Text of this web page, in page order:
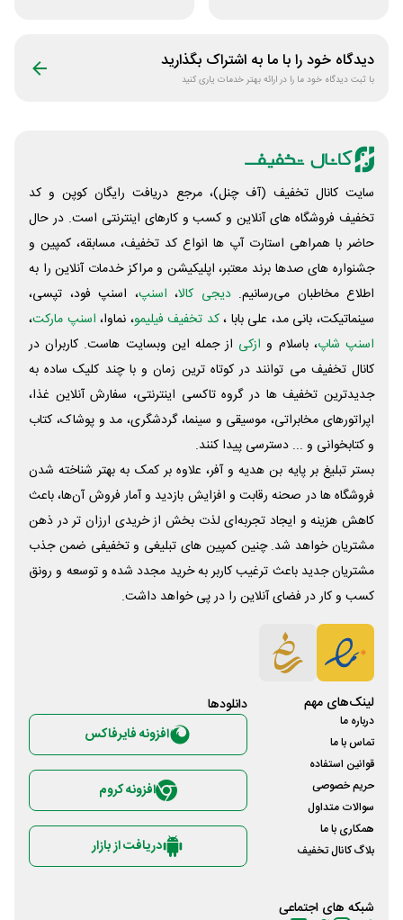
دیدگاه خود را با ما به اشتراک بگذارید
با ثبت دیدگاه خود ما را در ارائه بهتر خدمات یاری کنید
سایت کانال تخفیف (آف چنل)، مرجع دریافت رایگان کوپن و کد
تخفیف فروشگاه های آنلاین و کسب و‌ کارهای اینترنتی است. در حال
حاضر با همراهی استارت آپ ها انواع کد تخفیف، مسابقه، کمپین و
جشنواره های صدها برند معتبر، اپلیکیشن و مراکز خدمات آنلاین را به
اطلاع مخاطبان می‌رسانیم. دیجی کالا، اسنپ، اسنپ فود، تپسی،
سینماتیکت، بانی مد، علی‌ بابا ،کد تخفیف فیلیمو، نماوا، اسنپ مارکت،
اسنپ شاپ، باسلام و ازکی از جمله این وبسایت ‌هاست. کاربران در
کانال تخفیف می توانند در کوتاه ترین زمان و با چند کلیک ساده به
جدیدترین تخفیف ها در گروه تاکسی اینترنتی، سفارش آنلاین غذا،
اپراتورهای مخابراتی، موسیقی و سینما، گردشگری، مد و پوشاک، کتاب
و کتابخوانی و ... دسترسی پیدا کنند.
بستر تبلیغ بر پایه بن هدیه و آفر، علاوه بر کمک به بهتر شناخته شدن
فروشگاه ها در صحنه رقابت و افزایش بازدید و آمار فروش آن‌ها، باعث
کاهش هزینه و ایجاد تجربه‌ای لذت بخش از خریدی ارزان تر در ذهن
مشتریان خواهد شد. چنین کمپین های تبلیغی و تخفیفی ضمن جذب
مشتریان جدید باعث ترغیب کاربر به خرید مجدد شده و توسعه و رونق
کسب و کار در فضای آنلاین را در پی خواهد داشت.
لینک‌های مهم
درباره ما
تماس با ما
قوانین استفاده
حریم خصوصی
سوالات متداول
همکاری با ما
بلاگ کانال تخفیف
شبکه های اجتماعی
دانلود‌ها
افزونه فایرفاکس
افزونه کروم
دریافت از بازار